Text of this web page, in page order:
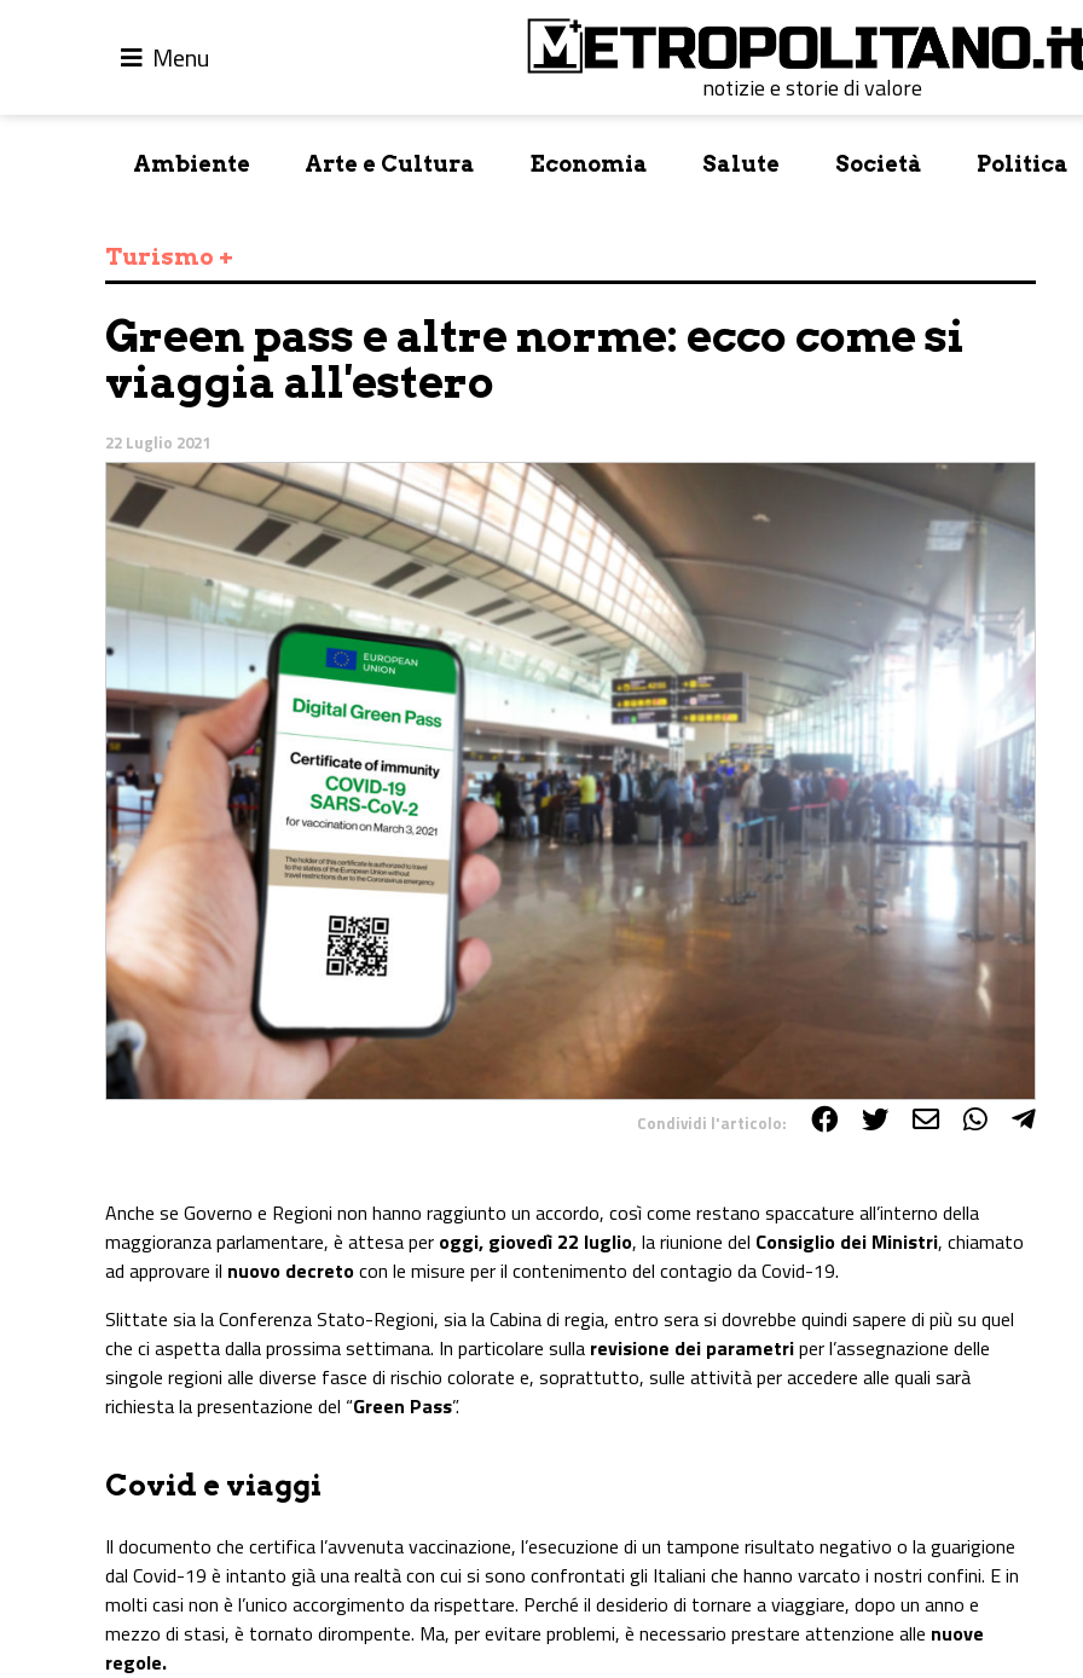
Menu
notizie e storie di valore
Ambiente Arte e Cultura Economia Salute Società Politica
Turismo +
Green pass e altre norme: ecco come si
viaggia all'estero
22 Luglio 2021
Condividi l'articolo:
Anche se Governo e Regioni non hanno raggiunto un accordo, così come restano spaccature all’interno della
maggioranza parlamentare, è attesa per oggi, giovedì 22 luglio, la riunione del Consiglio dei Ministri, chiamato
ad approvare il nuovo decretocon le misure per il contenimento del contagio da Covid-19.
Slittate sia la Conferenza Stato-Regioni, sia la Cabina di regia, entro sera si dovrebbe quindi sapere di più su quel
che ci aspetta dalla prossima settimana. In particolare sulla revisione dei parametriper l’assegnazione delle
singole regioni alle diverse fasce di rischio colorate e, soprattutto, sulle attività per accedere alle quali sarà
richiesta la presentazione del “Green Pass”.
Covid e viaggi
Il documento che certifica l’avvenuta vaccinazione, l’esecuzione di un tampone risultato negativo o la guarigione
dal Covid-19 è intanto già una realtà con cui si sono confrontati gli Italiani che hanno varcato i nostri confini. E in
molti casi non è l’unico accorgimento da rispettare. Perché il desiderio di tornare a viaggiare, dopo un anno e
mezzo di stasi, è tornato dirompente. Ma, per evitare problemi, è necessario prestare attenzione alle nuove
regole.